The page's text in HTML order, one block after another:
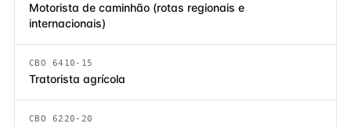
Motorista de caminhão (rotas regionais e
internacionais)
CBO 6410-15
Tratorista agrícola
CBO 6220-20